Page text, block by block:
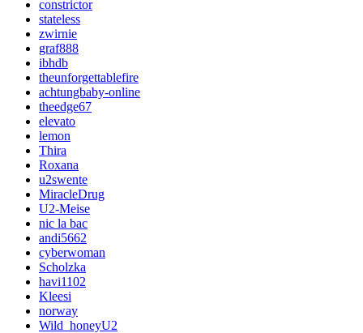
constrictor
stateless
zwirnie
graf888
ibhdb
theunforgettablefire
achtungbaby-online
theedge67
elevato
lemon
Thira
Roxana
u2swente
MiracleDrug
U2-Meise
nic la bac
andi5662
cyberwoman
Scholzka
havi1102
Kleesi
norway
Wild_honeyU2